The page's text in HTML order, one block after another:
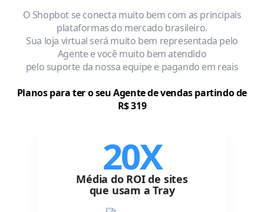
O Shopbot se conecta muito bem com as principais
plataformas do mercado brasileiro.
Sua loja virtual será muito bem representada pelo
Agente e você muito bem atendido
pelo suporte da nossa equipe e pagando em reais
Planos para ter o seu Agente de vendas partindo de
R$ 319
20X
Média do ROI de sites
que usam a Tray